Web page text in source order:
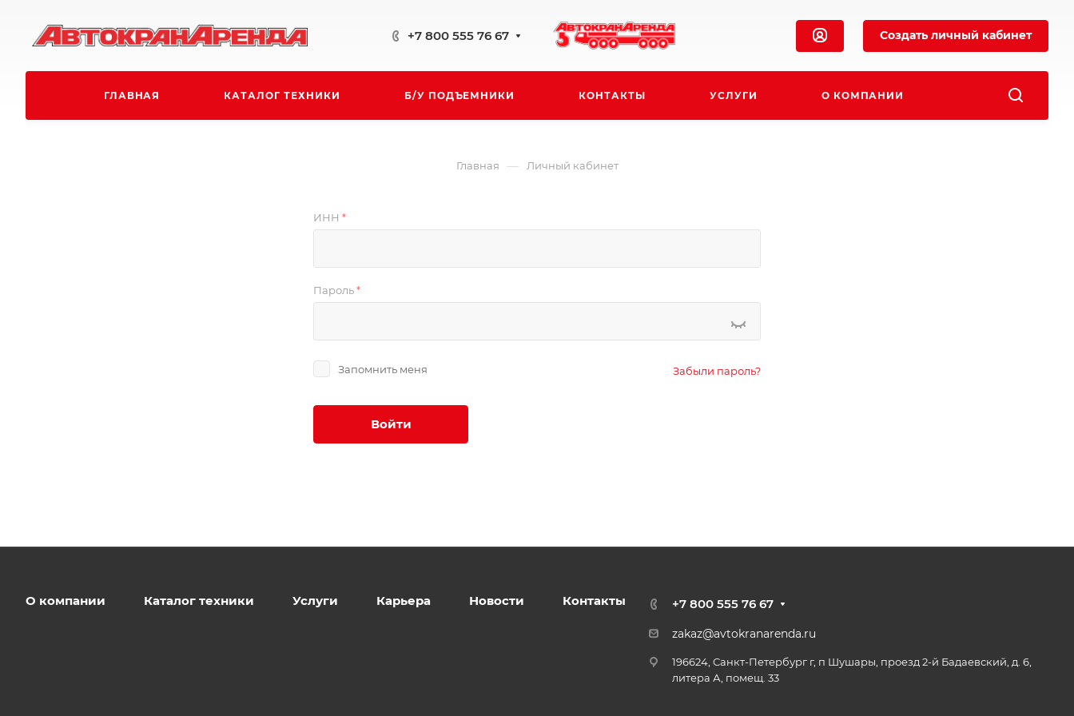
+7 800 555 76 67 Создать личный кабинет
ГЛАВНАЯ КАТАЛОГ ТЕХНИКИ Б/У ПОДЪЕМНИКИ КОНТАКТЫ УСЛУГИ О КОМПАНИИ
Главная — Личный кабинет
ИНН *
Пароль*
Запомнить меня Забыли пароль?
Войти
О компании Каталог техники Услуги Карьера Новости Контакты +7 800 555 76 67
zakaz@avtokranarenda.ru
196624, Санкт-Петербург г, п Шушары, проезд 2-й Бадаевский, д. 6,
литера А, помещ. 33